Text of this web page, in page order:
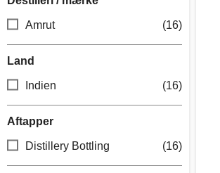
Amrut (16)
Land
Indien (16)
Aftapper
Distillery Bottling (16)